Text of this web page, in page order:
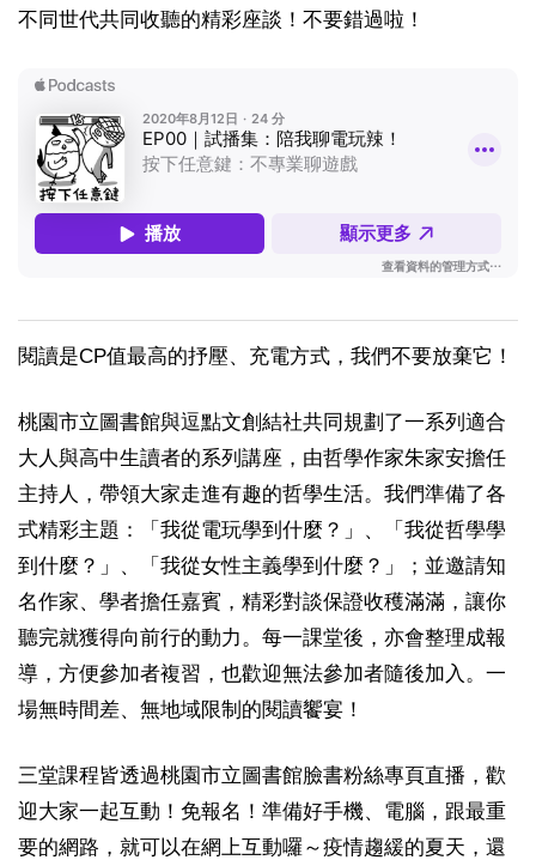
不同世代共同收聽的精彩座談！不要錯過啦！
閱讀是CP值最高的抒壓、充電方式，我們不要放棄它！
桃園市立圖書館與逗點文創結社共同規劃了一系列適合
大人與高中生讀者的系列講座，由哲學作家朱家安擔任
主持人，帶領大家走進有趣的哲學生活。我們準備了各
式精彩主題：「我從電玩學到什麼？」、「我從哲學學
到什麼？」、「我從女性主義學到什麼？」；並邀請知
名作家、學者擔任嘉賓，精彩對談保證收穫滿滿，讓你
聽完就獲得向前行的動力。每一課堂後，亦會整理成報
導，方便參加者複習，也歡迎無法參加者隨後加入。一
場無時間差、無地域限制的閱讀饗宴！
三堂課程皆透過桃園市立圖書館臉書粉絲專頁直播，歡
迎大家一起互動！免報名！準備好手機、電腦，跟最重
要的網路，就可以在網上互動囉～疫情趨緩的夏天，還